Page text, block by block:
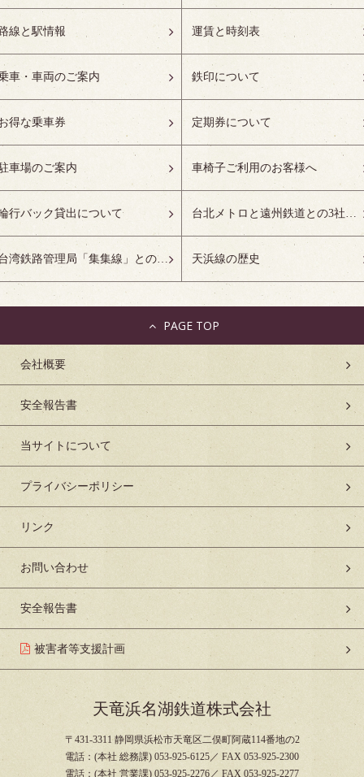
線と駅情報 運賃と時刻表
車・車両のご案内 鉄印について
得な乗車券 定期券について
車場のご案内 車椅子ご利用のお客様へ
行バック貸出について 台北メトロと遠州鉄道との3社友好協定について
台湾鉄路管理局「集集線」との姉妹鉄道協定について 天浜線の歴史
会社概要
安全報告書
当サイトについて
プライバシーポリシー
リンク
お問い合わせ
安全報告書
被害者等支援計画
天竜浜名湖鉄道株式会社
〒431-3311 静岡県浜松市天竜区二俣町阿蔵114番地の2
電話：(本社 総務課) 053-925-6125／ FAX 053-925-2300
電話：(本社 営業課) 053-925-2276／ FAX 053-925-2277
PAGE TOP